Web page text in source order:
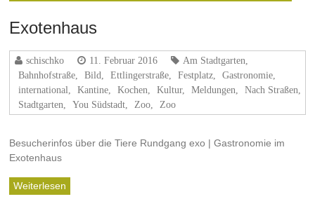
Exotenhaus
schischko 11. Februar 2016 Am Stadtgarten
Bahnhofstraße
Bild Ettlingerstraße Festplatz Gastronomie
international
Kantine Kochen Kultur, Meldungen Nach Straßen
Stadtgarten
You Südstadt Zoo Zoo
Besucherinfos über die Tiere Rundgang exo | Gastronomie im
Exotenhaus
Weiterlesen